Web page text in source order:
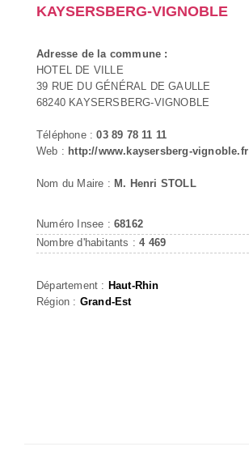
KAYSERSBERG-VIGNOBLE
Adresse de la commune :
HOTEL DE VILLE
39 RUE DU GÉNÉRAL DE GAULLE
68240 KAYSERSBERG-VIGNOBLE
Téléphone :03 89 78 11 11
Web : http://www.kaysersberg-vignoble.fr
Nom du Maire : M. Henri STOLL
Numéro Insee : 68162
Nombre d'habitants :4 469
Département : Haut-Rhin
Région : Grand-Est